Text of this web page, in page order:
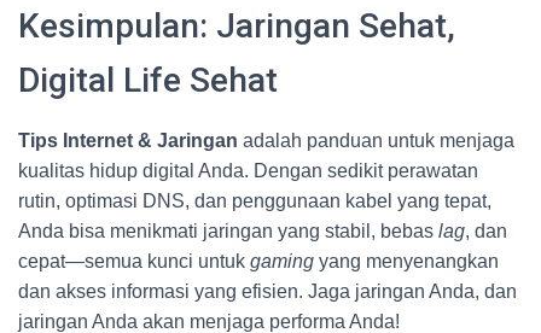
Kesimpulan: Jaringan Sehat,
Digital Life Sehat
Tips Internet & Jaringan adalah panduan untuk menjaga
kualitas hidup digital Anda. Dengan sedikit perawatan
rutin, optimasi DNS, dan penggunaan kabel yang tepat,
Anda bisa menikmati jaringan yang stabil, bebas lag, dan
cepat—semua kunci untuk gaming yang menyenangkan
dan akses informasi yang efisien. Jaga jaringan Anda, dan
jaringan Anda akan menjaga performa Anda!